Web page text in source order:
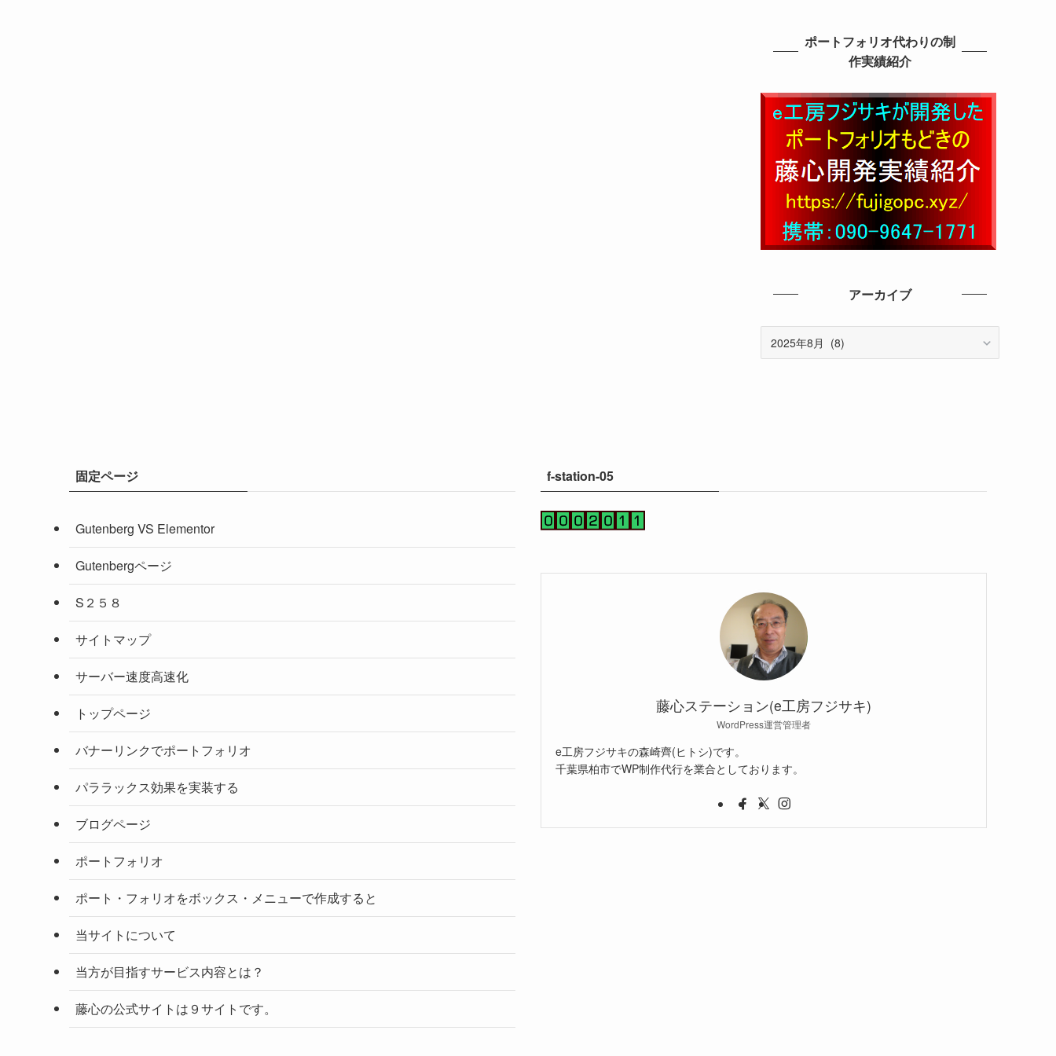
ポートフォリオ代わりの制
作実績紹介
アーカイブ
固定ページ
Gutenberg VS Elementor
Gutenbergページ
S２５８
サイトマップ
サーバー速度高速化
トップページ
バナーリンクでポートフォリオ
パララックス効果を実装する
ブログページ
ポートフォリオ
ポート・フォリオをボックス・メニューで作成すると
当サイトについて
当方が目指すサービス内容とは？
藤心の公式サイトは９サイトです。
f-station-05
藤心ステーション(e工房フジサキ)
WordPress運営管理者
e工房フジサキの森崎齊(ヒトシ)です。
千葉県柏市でWP制作代行を業合としております。